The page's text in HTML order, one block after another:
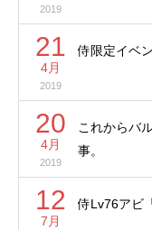
2019
21
4月
2019
侍限定イベ
20
4月
2019
これからバ
事。
12
7月
侍Lv76アビ